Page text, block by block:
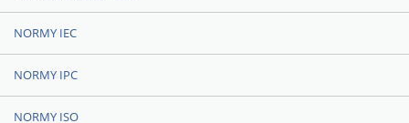
NORMY IEC
NORMY IPC
NORMY ISO